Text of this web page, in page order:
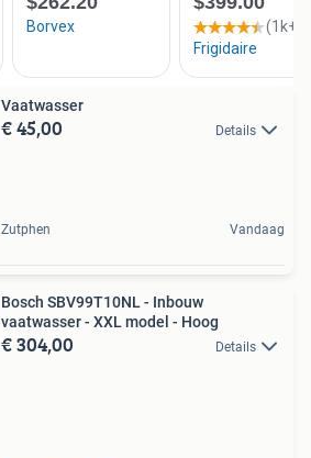
Vaatwasser
€ 45,00 Details
Zutphen Vandaag
Bosch SBV99T10NL - Inbouw
vaatwasser - XXL model - Hoog
€ 304,00 Details